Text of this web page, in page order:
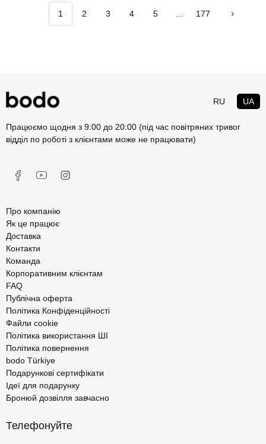
1 2 3 4 5 ... 177
RU UA
Працюємо щодня з 9:00 до 20:00 (під час повітряних тривог
відділ по роботі з клієнтами може не працювати)
Про компанію
Як це працює
Доставка
Контакти
Команда
Корпоративним клієнтам
FAQ
Публічна оферта
Політика Конфіденційності
Файли cookie
Політика використання ШІ
Політика повернення
bodo Türkiye
Подарункові сертифікати
Ідеї для подарунку
Бронюй дозвілля завчасно
Телефонуйте